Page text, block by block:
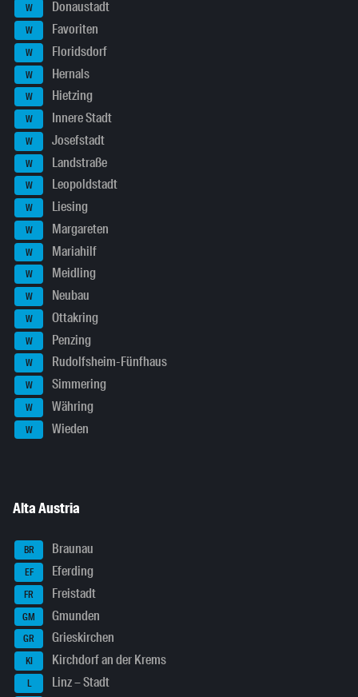
W Donaustadt
W Favoriten
W Floridsdorf
W Hernals
W Hietzing
W Innere Stadt
W Josefstadt
W Landstraße
W Leopoldstadt
W Liesing
W Margareten
W Mariahilf
W Meidling
W Neubau
W Ottakring
W Penzing
W Rudolfsheim-Fünfhaus
W Simmering
W Währing
W Wieden
Alta Austria
BR Braunau
EF Eferding
FR Freistadt
GM Gmunden
GR Grieskirchen
KI Kirchdorf an der Krems
L Linz – Stadt